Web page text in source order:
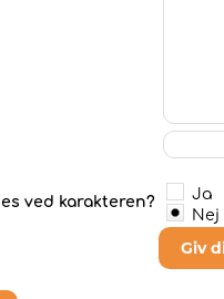
ved karakteren?
Ja
Nej
Giv